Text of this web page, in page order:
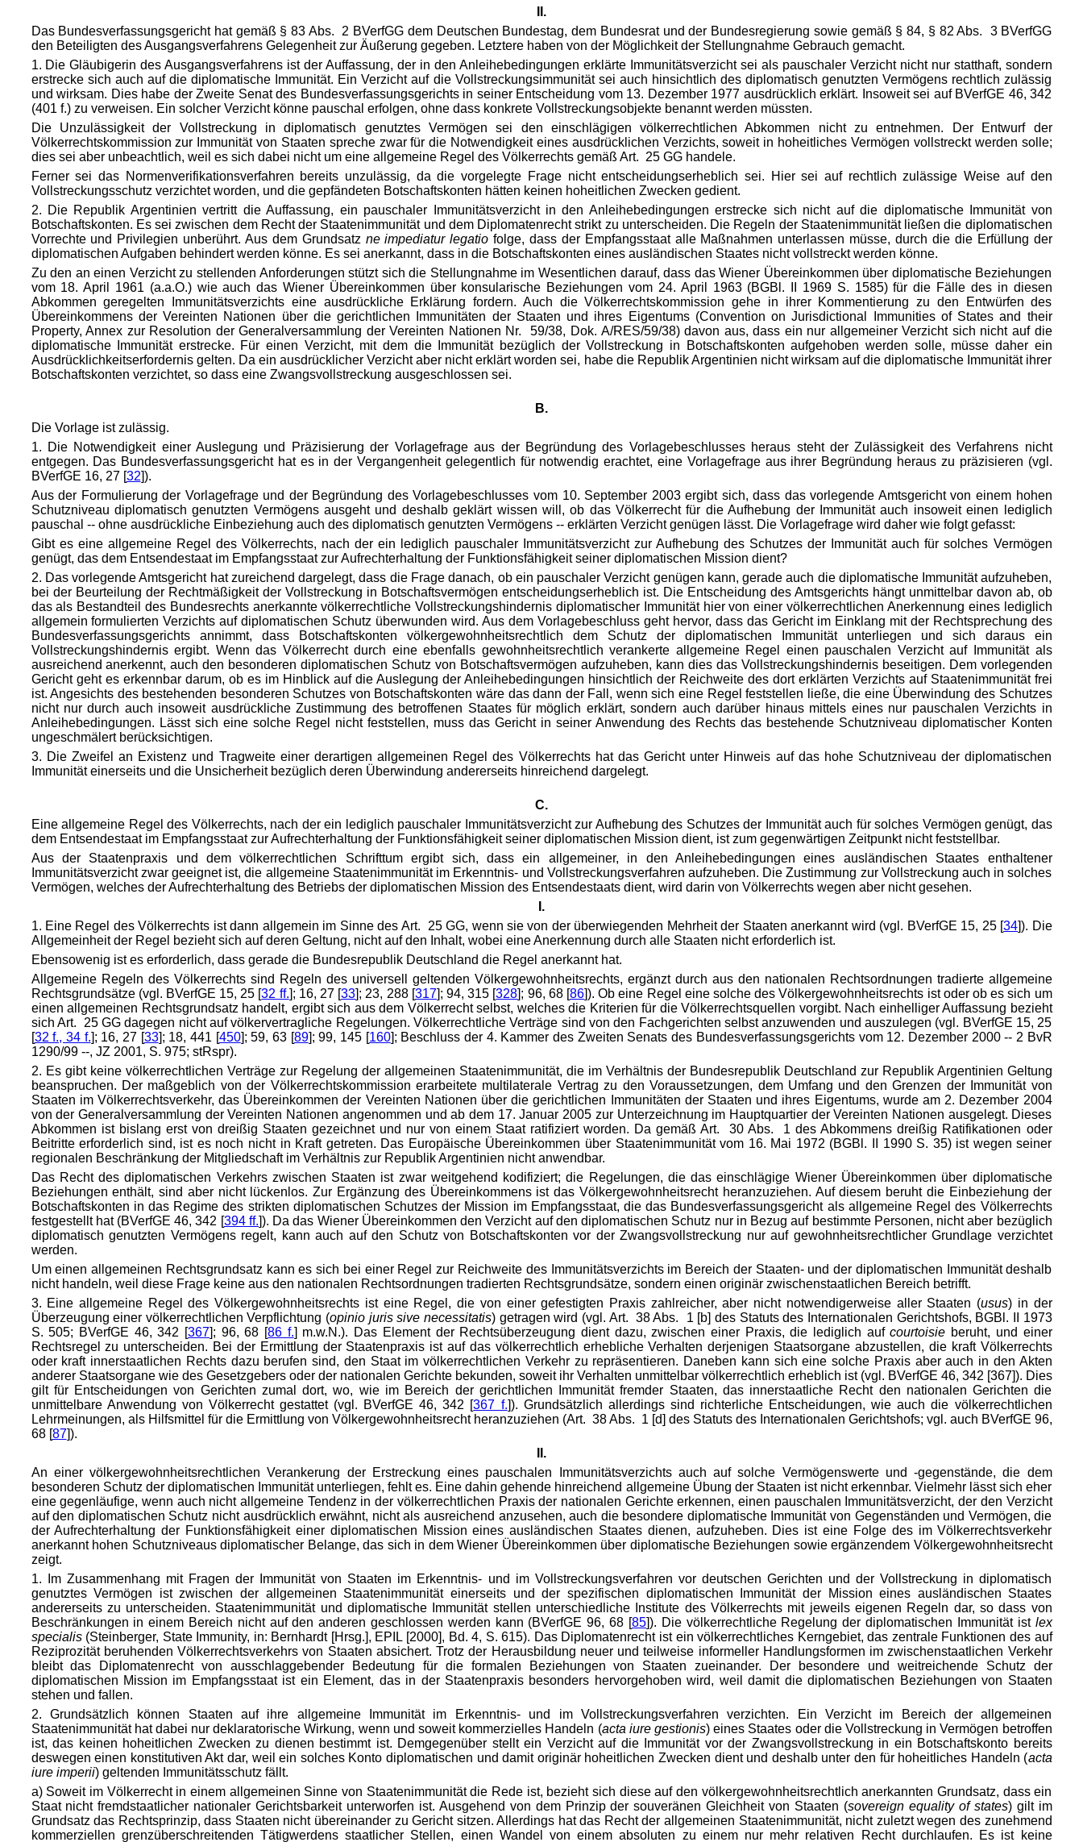
II.
Das Bundesverfassungsgericht hat gemäß § 83 Abs. 2 BVerfGG dem Deutschen Bundestag, dem Bundesrat und der Bundesregierung sowie gemäß § 84, § 82 Abs. 3 BVerfGG
den Beteiligten des Ausgangsverfahrens Gelegenheit zur Äußerung gegeben. Letztere haben von der Möglichkeit der Stellungnahme Gebrauch gemacht.
1. Die Gläubigerin des Ausgangsverfahrens ist der Auffassung, der in den Anleihebedingungen erklärte Immunitätsverzicht sei als pauschaler Verzicht nicht nur statthaft, sondern
erstrecke sich auch auf die diplomatische Immunität. Ein Verzicht auf die Vollstreckungsimmunität sei auch hinsichtlich des diplomatisch genutzten Vermögens rechtlich zulässig
und wirksam. Dies habe der Zweite Senat des Bundesverfassungsgerichts in seiner Entscheidung vom 13. Dezember 1977 ausdrücklich erklärt. Insoweit sei auf BVerfGE 46, 342
(401 f.) zu verweisen. Ein solcher Verzicht könne pauschal erfolgen, ohne dass konkrete Vollstreckungsobjekte benannt werden müssten.
Die Unzulässigkeit der Vollstreckung in diplomatisch genutztes Vermögen sei den einschlägigen völkerrechtlichen Abkommen nicht zu entnehmen. Der Entwurf der
Völkerrechtskommission zur Immunität von Staaten spreche zwar für die Notwendigkeit eines ausdrücklichen Verzichts, soweit in hoheitliches Vermögen vollstreckt werden solle;
dies sei aber unbeachtlich, weil es sich dabei nicht um eine allgemeine Regel des Völkerrechts gemäß Art. 25 GG handele.
Ferner sei das Normenverifikationsverfahren bereits unzulässig, da die vorgelegte Frage nicht entscheidungserheblich sei. Hier sei auf rechtlich zulässige Weise auf den
Vollstreckungsschutz verzichtet worden, und die gepfändeten Botschaftskonten hätten keinen hoheitlichen Zwecken gedient.
2. Die Republik Argentinien vertritt die Auffassung, ein pauschaler Immunitätsverzicht in den Anleihebedingungen erstrecke sich nicht auf die diplomatische Immunität von
Botschaftskonten. Es sei zwischen dem Recht der Staatenimmunität und dem Diplomatenrecht strikt zu unterscheiden. Die Regeln der Staatenimmunität ließen die diplomatischen
Vorrechte und Privilegien unberührt. Aus dem Grundsatz ne impediatur legatio folge, dass der Empfangsstaat alle Maßnahmen unterlassen müsse, durch die die Erfüllung der
diplomatischen Aufgaben behindert werden könne. Es sei anerkannt, dass in die Botschaftskonten eines ausländischen Staates nicht vollstreckt werden könne.
Zu den an einen Verzicht zu stellenden Anforderungen stützt sich die Stellungnahme im Wesentlichen darauf, dass das Wiener Übereinkommen über diplomatische Beziehungen
vom 18. April 1961 (a.a.O.) wie auch das Wiener Übereinkommen über konsularische Beziehungen vom 24. April 1963 (BGBl. II 1969 S. 1585) für die Fälle des in diesen
Abkommen geregelten Immunitätsverzichts eine ausdrückliche Erklärung fordern. Auch die Völkerrechtskommission gehe in ihrer Kommentierung zu den Entwürfen des
Übereinkommens der Vereinten Nationen über die gerichtlichen Immunitäten der Staaten und ihres Eigentums (Convention on Jurisdictional Immunities of States and their
Property, Annex zur Resolution der Generalversammlung der Vereinten Nationen Nr. 59/38, Dok. A/RES/59/38) davon aus, dass ein nur allgemeiner Verzicht sich nicht auf die
diplomatische Immunität erstrecke. Für einen Verzicht, mit dem die Immunität bezüglich der Vollstreckung in Botschaftskonten aufgehoben werden solle, müsse daher ein
Ausdrücklichkeitserfordernis gelten. Da ein ausdrücklicher Verzicht aber nicht erklärt worden sei, habe die Republik Argentinien nicht wirksam auf die diplomatische Immunität ihrer
Botschaftskonten verzichtet, so dass eine Zwangsvollstreckung ausgeschlossen sei.
B.
Die Vorlage ist zulässig.
1. Die Notwendigkeit einer Auslegung und Präzisierung der Vorlagefrage aus der Begründung des Vorlagebeschlusses heraus steht der Zulässigkeit des Verfahrens nicht
entgegen. Das Bundesverfassungsgericht hat es in der Vergangenheit gelegentlich für notwendig erachtet, eine Vorlagefrage aus ihrer Begründung heraus zu präzisieren (vgl.
BVerfGE 16, 27 [32]).
Aus der Formulierung der Vorlagefrage und der Begründung des Vorlagebeschlusses vom 10. September 2003 ergibt sich, dass das vorlegende Amtsgericht von einem hohen
Schutzniveau diplomatisch genutzten Vermögens ausgeht und deshalb geklärt wissen will, ob das Völkerrecht für die Aufhebung der Immunität auch insoweit einen lediglich
pauschal -- ohne ausdrückliche Einbeziehung auch des diplomatisch genutzten Vermögens -- erklärten Verzicht genügen lässt. Die Vorlagefrage wird daher wie folgt gefasst:
Gibt es eine allgemeine Regel des Völkerrechts, nach der ein lediglich pauschaler Immunitätsverzicht zur Aufhebung des Schutzes der Immunität auch für solches Vermögen
genügt, das dem Entsendestaat im Empfangsstaat zur Aufrechterhaltung der Funktionsfähigkeit seiner diplomatischen Mission dient?
2. Das vorlegende Amtsgericht hat zureichend dargelegt, dass die Frage danach, ob ein pauschaler Verzicht genügen kann, gerade auch die diplomatische Immunität aufzuheben,
bei der Beurteilung der Rechtmäßigkeit der Vollstreckung in Botschaftsvermögen entscheidungserheblich ist. Die Entscheidung des Amtsgerichts hängt unmittelbar davon ab, ob
das als Bestandteil des Bundesrechts anerkannte völkerrechtliche Vollstreckungshindernis diplomatischer Immunität hier von einer völkerrechtlichen Anerkennung eines lediglich
allgemein formulierten Verzichts auf diplomatischen Schutz überwunden wird. Aus dem Vorlagebeschluss geht hervor, dass das Gericht im Einklang mit der Rechtsprechung des
Bundesverfassungsgerichts annimmt, dass Botschaftskonten völkergewohnheitsrechtlich dem Schutz der diplomatischen Immunität unterliegen und sich daraus ein
Vollstreckungshindernis ergibt. Wenn das Völkerrecht durch eine ebenfalls gewohnheitsrechtlich verankerte allgemeine Regel einen pauschalen Verzicht auf Immunität als
ausreichend anerkennt, auch den besonderen diplomatischen Schutz von Botschaftsvermögen aufzuheben, kann dies das Vollstreckungshindernis beseitigen. Dem vorlegenden
Gericht geht es erkennbar darum, ob es im Hinblick auf die Auslegung der Anleihebedingungen hinsichtlich der Reichweite des dort erklärten Verzichts auf Staatenimmunität frei
ist. Angesichts des bestehenden besonderen Schutzes von Botschaftskonten wäre das dann der Fall, wenn sich eine Regel feststellen ließe, die eine Überwindung des Schutzes
nicht nur durch auch insoweit ausdrückliche Zustimmung des betroffenen Staates für möglich erklärt, sondern auch darüber hinaus mittels eines nur pauschalen Verzichts in
Anleihebedingungen. Lässt sich eine solche Regel nicht feststellen, muss das Gericht in seiner Anwendung des Rechts das bestehende Schutzniveau diplomatischer Konten
ungeschmälert berücksichtigen.
3. Die Zweifel an Existenz und Tragweite einer derartigen allgemeinen Regel des Völkerrechts hat das Gericht unter Hinweis auf das hohe Schutzniveau der diplomatischen
Immunität einerseits und die Unsicherheit bezüglich deren Überwindung andererseits hinreichend dargelegt.
C.
Eine allgemeine Regel des Völkerrechts, nach der ein lediglich pauschaler Immunitätsverzicht zur Aufhebung des Schutzes der Immunität auch für solches Vermögen genügt, das
dem Entsendestaat im Empfangsstaat zur Aufrechterhaltung der Funktionsfähigkeit seiner diplomatischen Mission dient, ist zum gegenwärtigen Zeitpunkt nicht feststellbar.
Aus der Staatenpraxis und dem völkerrechtlichen Schrifttum ergibt sich, dass ein allgemeiner, in den Anleihebedingungen eines ausländischen Staates enthaltener
Immunitätsverzicht zwar geeignet ist, die allgemeine Staatenimmunität im Erkenntnis- und Vollstreckungsverfahren aufzuheben. Die Zustimmung zur Vollstreckung auch in solches
Vermögen, welches der Aufrechterhaltung des Betriebs der diplomatischen Mission des Entsendestaats dient, wird darin von Völkerrechts wegen aber nicht gesehen.
I.
1. Eine Regel des Völkerrechts ist dann allgemein im Sinne des Art. 25 GG, wenn sie von der überwiegenden Mehrheit der Staaten anerkannt wird (vgl. BVerfGE 15, 25 [34]). Die
Allgemeinheit der Regel bezieht sich auf deren Geltung, nicht auf den Inhalt, wobei eine Anerkennung durch alle Staaten nicht erforderlich ist.
Ebensowenig ist es erforderlich, dass gerade die Bundesrepublik Deutschland die Regel anerkannt hat.
Allgemeine Regeln des Völkerrechts sind Regeln des universell geltenden Völkergewohnheitsrechts, ergänzt durch aus den nationalen Rechtsordnungen tradierte allgemeine
Rechtsgrundsätze (vgl. BVerfGE 15, 25 [32 ff.]; 16, 27 [33]; 23, 288 [317]; 94, 315 [328]; 96, 68 [86]). Ob eine Regel eine solche des Völkergewohnheitsrechts ist oder ob es sich um
einen allgemeinen Rechtsgrundsatz handelt, ergibt sich aus dem Völkerrecht selbst, welches die Kriterien für die Völkerrechtsquellen vorgibt. Nach einhelliger Auffassung bezieht
sich Art. 25 GG dagegen nicht auf völkervertragliche Regelungen. Völkerrechtliche Verträge sind von den Fachgerichten selbst anzuwenden und auszulegen (vgl. BVerfGE 15, 25
[32 f., 34 f.]; 16, 27 [33]; 18, 441 [450]; 59, 63 [89]; 99, 145 [160]; Beschluss der 4. Kammer des Zweiten Senats des Bundesverfassungsgerichts vom 12. Dezember 2000 -- 2 BvR
1290/99 --, JZ 2001, S. 975; stRspr).
2. Es gibt keine völkerrechtlichen Verträge zur Regelung der allgemeinen Staatenimmunität, die im Verhältnis der Bundesrepublik Deutschland zur Republik Argentinien Geltung
beanspruchen. Der maßgeblich von der Völkerrechtskommission erarbeitete multilaterale Vertrag zu den Voraussetzungen, dem Umfang und den Grenzen der Immunität von
Staaten im Völkerrechtsverkehr, das Übereinkommen der Vereinten Nationen über die gerichtlichen Immunitäten der Staaten und ihres Eigentums, wurde am 2. Dezember 2004
von der Generalversammlung der Vereinten Nationen angenommen und ab dem 17. Januar 2005 zur Unterzeichnung im Hauptquartier der Vereinten Nationen ausgelegt. Dieses
Abkommen ist bislang erst von dreißig Staaten gezeichnet und nur von einem Staat ratifiziert worden. Da gemäß Art. 30 Abs. 1 des Abkommens dreißig Ratifikationen oder
Beitritte erforderlich sind, ist es noch nicht in Kraft getreten. Das Europäische Übereinkommen über Staatenimmunität vom 16. Mai 1972 (BGBl. II 1990 S. 35) ist wegen seiner
regionalen Beschränkung der Mitgliedschaft im Verhältnis zur Republik Argentinien nicht anwendbar.
Das Recht des diplomatischen Verkehrs zwischen Staaten ist zwar weitgehend kodifiziert; die Regelungen, die das einschlägige Wiener Übereinkommen über diplomatische
Beziehungen enthält, sind aber nicht lückenlos. Zur Ergänzung des Übereinkommens ist das Völkergewohnheitsrecht heranzuziehen. Auf diesem beruht die Einbeziehung der
Botschaftskonten in das Regime des strikten diplomatischen Schutzes der Mission im Empfangsstaat, die das Bundesverfassungsgericht als allgemeine Regel des Völkerrechts
festgestellt hat (BVerfGE 46, 342 [394 ff.]). Da das Wiener Übereinkommen den Verzicht auf den diplomatischen Schutz nur in Bezug auf bestimmte Personen, nicht aber bezüglich
diplomatisch genutzten Vermögens regelt, kann auch auf den Schutz von Botschaftskonten vor der Zwangsvollstreckung nur auf gewohnheitsrechtlicher Grundlage verzichtet
werden.
Um einen allgemeinen Rechtsgrundsatz kann es sich bei einer Regel zur Reichweite des Immunitätsverzichts im Bereich der Staaten- und der diplomatischen Immunität deshalb
nicht handeln, weil diese Frage keine aus den nationalen Rechtsordnungen tradierten Rechtsgrundsätze, sondern einen originär zwischenstaatlichen Bereich betrifft.
3. Eine allgemeine Regel des Völkergewohnheitsrechts ist eine Regel, die von einer gefestigten Praxis zahlreicher, aber nicht notwendigerweise aller Staaten (usus) in der
Überzeugung einer völkerrechtlichen Verpflichtung (opinio juris sive necessitatis) getragen wird (vgl. Art. 38 Abs. 1 [b] des Statuts des Internationalen Gerichtshofs, BGBl. II 1973
S. 505; BVerfGE 46, 342 [367]; 96, 68 [86 f.] m.w.N.). Das Element der Rechtsüberzeugung dient dazu, zwischen einer Praxis, die lediglich aufcourtoisie beruht, und einer
Rechtsregel zu unterscheiden. Bei der Ermittlung der Staatenpraxis ist auf das völkerrechtlich erhebliche Verhalten derjenigen Staatsorgane abzustellen, die kraft Völkerrechts
oder kraft innerstaatlichen Rechts dazu berufen sind, den Staat im völkerrechtlichen Verkehr zu repräsentieren. Daneben kann sich eine solche Praxis aber auch in den Akten
anderer Staatsorgane wie des Gesetzgebers oder der nationalen Gerichte bekunden, soweit ihr Verhalten unmittelbar völkerrechtlich erheblich ist (vgl. BVerfGE 46, 342 [367]). Dies
gilt für Entscheidungen von Gerichten zumal dort, wo, wie im Bereich der gerichtlichen Immunität fremder Staaten, das innerstaatliche Recht den nationalen Gerichten die
unmittelbare Anwendung von Völkerrecht gestattet (vgl. BVerfGE 46, 342 [367 f.]). Grundsätzlich allerdings sind richterliche Entscheidungen, wie auch die völkerrechtlichen
Lehrmeinungen, als Hilfsmittel für die Ermittlung von Völkergewohnheitsrecht heranzuziehen (Art. 38 Abs. 1 [d] des Statuts des Internationalen Gerichtshofs; vgl. auch BVerfGE 96,
68 [87]).
II.
An einer völkergewohnheitsrechtlichen Verankerung der Erstreckung eines pauschalen Immunitätsverzichts auch auf solche Vermögenswerte und -gegenstände, die dem
besonderen Schutz der diplomatischen Immunität unterliegen, fehlt es. Eine dahin gehende hinreichend allgemeine Übung der Staaten ist nicht erkennbar. Vielmehr lässt sich eher
eine gegenläufige, wenn auch nicht allgemeine Tendenz in der völkerrechtlichen Praxis der nationalen Gerichte erkennen, einen pauschalen Immunitätsverzicht, der den Verzicht
auf den diplomatischen Schutz nicht ausdrücklich erwähnt, nicht als ausreichend anzusehen, auch die besondere diplomatische Immunität von Gegenständen und Vermögen, die
der Aufrechterhaltung der Funktionsfähigkeit einer diplomatischen Mission eines ausländischen Staates dienen, aufzuheben. Dies ist eine Folge des im Völkerrechtsverkehr
anerkannt hohen Schutzniveaus diplomatischer Belange, das sich in dem Wiener Übereinkommen über diplomatische Beziehungen sowie ergänzendem Völkergewohnheitsrecht
zeigt.
1. Im Zusammenhang mit Fragen der Immunität von Staaten im Erkenntnis- und im Vollstreckungsverfahren vor deutschen Gerichten und der Vollstreckung in diplomatisch
genutztes Vermögen ist zwischen der allgemeinen Staatenimmunität einerseits und der spezifischen diplomatischen Immunität der Mission eines ausländischen Staates
andererseits zu unterscheiden. Staatenimmunität und diplomatische Immunität stellen unterschiedliche Institute des Völkerrechts mit jeweils eigenen Regeln dar, so dass von
Beschränkungen in einem Bereich nicht auf den anderen geschlossen werden kann (BVerfGE 96, 68 [85]). Die völkerrechtliche Regelung der diplomatischen Immunität ist lex
specialis(Steinberger, State Immunity, in: Bernhardt [Hrsg.], EPIL [2000], Bd. 4, S. 615). Das Diplomatenrecht ist ein völkerrechtliches Kerngebiet, das zentrale Funktionen des auf
Reziprozität beruhenden Völkerrechtsverkehrs von Staaten absichert. Trotz der Herausbildung neuer und teilweise informeller Handlungsformen im zwischenstaatlichen Verkehr
bleibt das Diplomatenrecht von ausschlaggebender Bedeutung für die formalen Beziehungen von Staaten zueinander. Der besondere und weitreichende Schutz der
diplomatischen Mission im Empfangsstaat ist ein Element, das in der Staatenpraxis besonders hervorgehoben wird, weil damit die diplomatischen Beziehungen von Staaten
stehen und fallen.
2. Grundsätzlich können Staaten auf ihre allgemeine Immunität im Erkenntnis- und im Vollstreckungsverfahren verzichten. Ein Verzicht im Bereich der allgemeinen
Staatenimmunität hat dabei nur deklaratorische Wirkung, wenn und soweit kommerzielles Handeln (acta iure gestionis) eines Staates oder die Vollstreckung in Vermögen betroffen
ist, das keinen hoheitlichen Zwecken zu dienen bestimmt ist. Demgegenüber stellt ein Verzicht auf die Immunität vor der Zwangsvollstreckung in ein Botschaftskonto bereits
deswegen einen konstitutiven Akt dar, weil ein solches Konto diplomatischen und damit originär hoheitlichen Zwecken dient und deshalb unter den für hoheitliches Handeln (acta
iure imperii) geltenden Immunitätsschutz fällt.
a) Soweit im Völkerrecht in einem allgemeinen Sinne von Staatenimmunität die Rede ist, bezieht sich diese auf den völkergewohnheitsrechtlich anerkannten Grundsatz, dass ein
Staat nicht fremdstaatlicher nationaler Gerichtsbarkeit unterworfen ist. Ausgehend von dem Prinzip der souveränen Gleichheit von Staaten (sovereign equality of states) gilt im
Grundsatz das Rechtsprinzip, dass Staaten nicht übereinander zu Gericht sitzen. Allerdings hat das Recht der allgemeinen Staatenimmunität, nicht zuletzt wegen des zunehmend
kommerziellen grenzüberschreitenden Tätigwerdens staatlicher Stellen, einen Wandel von einem absoluten zu einem nur mehr relativen Recht durchlaufen. Es ist keine